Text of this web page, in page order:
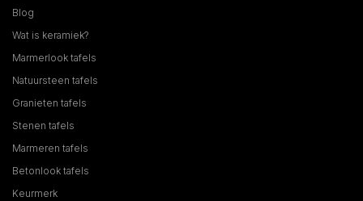
Blog
Wat is keramiek?
Marmerlook tafels
Natuursteen tafels
Granieten tafels
Stenen tafels
Marmeren tafels
Betonlook tafels
Keurmerk